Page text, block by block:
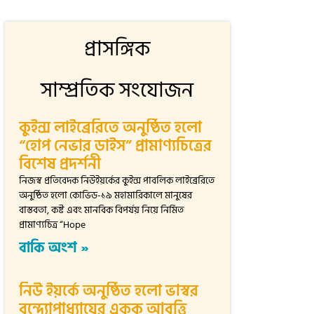
প্রাসঙ্গিক
সাম্প্রতিক সংযোজন
কুইন্স লাইব্রেরিতে অনুষ্ঠিত হলো
“হোপ নেভার ডাইস” প্রামাণ্যচিত্রের
বিশেষ প্রদর্শনী
নিজস্ব প্রতিবেদক নিউইয়র্কের কুইন্স পাবলিক লাইব্রেরিতে
অনুষ্ঠিত হলো কোভিড-১৯ মহামারিকালে মানুষের
বাস্তবতা, কষ্ট এবং মানবিক বিপর্যয় নিয়ে নির্মিত
প্রামাণ্যচিত্র “Hope
বাকি অংশ »
নিউ ইয়র্কে অনুষ্ঠিত হলো ভাস্বর